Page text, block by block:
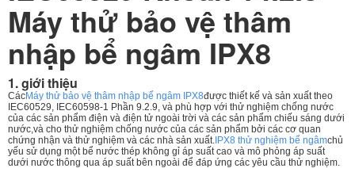
Máy thử bảo vệ thâm
nhập bể ngâm IPX8
1. giới thiệu
CácMáy thử bảo vệ thâm nhập bể ngâm IPX8được thiết kế và sản xuất theo
IEC60529, IEC60598-1 Phần 9.2.9, và phù hợp với thử nghiệm chống nước
của các sản phẩm điện và điện tử ngoài trời và các sản phẩm chiếu sáng dưới
nước,và cho thử nghiệm chống nước của các sản phẩm bởi các cơ quan
chứng nhận và thử nghiệm và các nhà sản xuất.IPX8 thử nghiệm bể ngâmchủ
yếu sử dụng một bể nước thép không gỉ áp suất cao và mô phỏng áp suất
dưới nước thông qua áp suất bên ngoài để đáp ứng các yêu cầu thử nghiệm.